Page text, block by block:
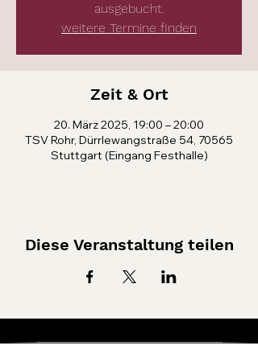
ausgebucht.
weitere Termine finden
Zeit & Ort
20. März 2025, 19:00 – 20:00
TSV Rohr, Dürrlewangstraße 54, 70565
Stuttgart (Eingang Festhalle)
Diese Veranstaltung teilen